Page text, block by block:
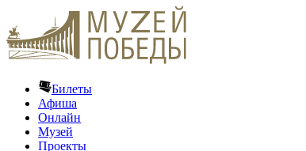
Билеты
Афиша
Онлайн
Музей
Проекты